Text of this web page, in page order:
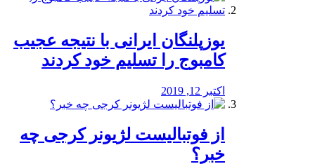
یوزپلنگان ایرانی با نتیجه عجیب
کامبوج را تسلیم خود کردند
اکتبر 12, 2019
از فوتبالیست لژیونر کرجی چه
خبر؟